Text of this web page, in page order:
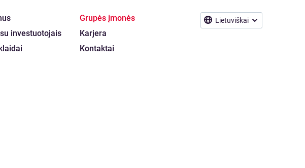
Lietuviškai
investuotojais
Grupės įmonės
Karjera
Kontaktai